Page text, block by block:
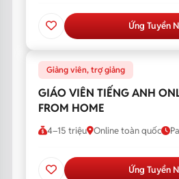
Ứng Tuyển
Giảng viên, trợ giảng
GIÁO VIÊN TIẾNG ANH
FROM HOME
4–15 triệu Online toàn quốc
Ứng Tuyển